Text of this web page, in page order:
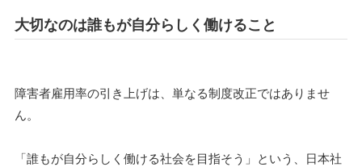
大切なのは誰もが自分らしく働けること
障害者雇用率の引き上げは、単なる制度改正ではありませ
ん。
「誰もが自分らしく働ける社会を目指そう」という、日本社